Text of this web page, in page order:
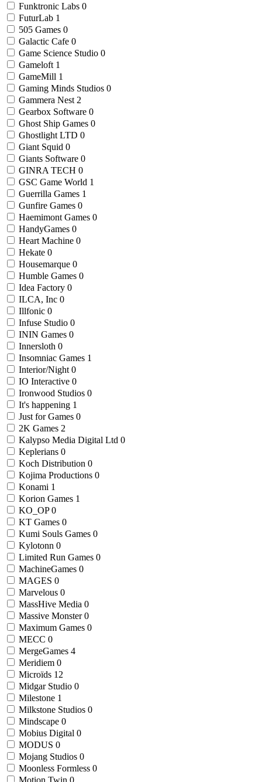
Funktronic Labs 0
FuturLab 1
505 Games 0
Galactic Cafe 0
Game Science Studio 0
Gameloft 1
GameMill 1
Gaming Minds Studios 0
Gammera Nest 2
Gearbox Software 0
Ghost Ship Games 0
Ghostlight LTD 0
Giant Squid 0
Giants Software 0
GINRA TECH 0
GSC Game World 1
Guerrilla Games 1
Gunfire Games 0
Haemimont Games 0
HandyGames 0
Heart Machine 0
Hekate 0
Housemarque 0
Humble Games 0
Idea Factory 0
ILCA, Inc 0
Illfonic 0
Infuse Studio 0
ININ Games 0
Innersloth 0
Insomniac Games 1
Interior/Night 0
IO Interactive 0
Ironwood Studios 0
It's happening 1
Just for Games 0
2K Games 2
Kalypso Media Digital Ltd 0
Keplerians 0
Koch Distribution 0
Kojima Productions 0
Konami 1
Korion Games 1
KO_OP 0
KT Games 0
Kumi Souls Games 0
Kylotonn 0
Limited Run Games 0
MachineGames 0
MAGES 0
Marvelous 0
MassHive Media 0
Massive Monster 0
Maximum Games 0
MECC 0
MergeGames 4
Meridiem 0
Microïds 12
Midgar Studio 0
Milestone 1
Milkstone Studios 0
Mindscape 0
Mobius Digital 0
MODUS 0
Mojang Studios 0
Moonless Formless 0
Motion Twin 0